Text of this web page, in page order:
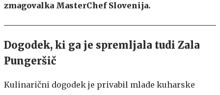
zmagovalka MasterChef Slovenija.
Dogodek, ki ga je spremljala tudi Zala
Pungeršič
Kulinarični dogodek je privabil mlade kuharske